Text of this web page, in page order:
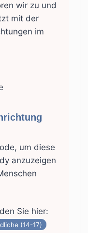
wir zu und
mit der
im
um diese
anzuzeigen
Sie hier:
(14-17)